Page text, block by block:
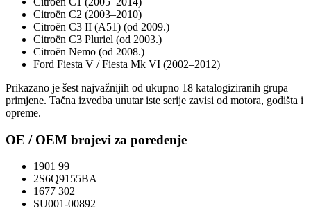
Citroën C2 (2003–2010)
Citroën C3 II (A51) (od 2009.)
Citroën C3 Pluriel (od 2003.)
Citroën Nemo (od 2008.)
Ford Fiesta V / Fiesta Mk VI (2002–2012)
Prikazano je šest najvažnijih od ukupno 18 katalogiziranih grupa
primjene. Tačna izvedba unutar iste serije zavisi od motora, godišta i
opreme.
OE / OEM brojevi za poređenje
1901 99
2S6Q9155BA
1677 302
SU001-00892